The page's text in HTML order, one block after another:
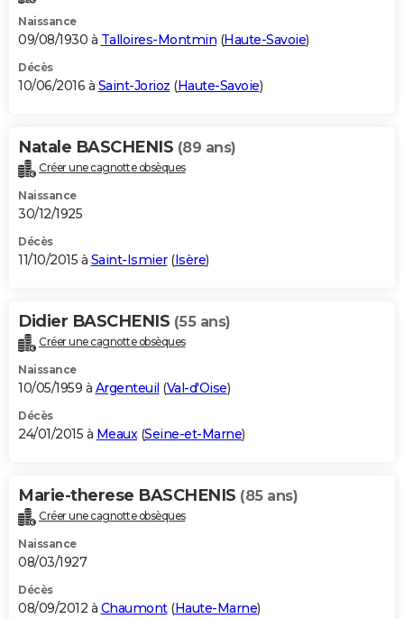
Naissance
09/08/1930 à Talloires-Montmin (Haute-Savoie)
Décès
10/06/2016 à Saint-Jorioz (Haute-Savoie)
Natale BASCHENIS (89 ans)
Créer une cagnotte obsèques
Naissance
30/12/1925
Décès
11/10/2015 à Saint-Ismier(Isère)
Didier BASCHENIS (55 ans)
Créer une cagnotte obsèques
Naissance
10/05/1959 à Argenteuil (Val-d'Oise)
Décès
24/01/2015 à Meaux(Seine-et-Marne)
Marie-therese BASCHENIS (85 ans)
Créer une cagnotte obsèques
Naissance
08/03/1927
Décès
08/09/2012 à Chaumont(Haute-Marne)